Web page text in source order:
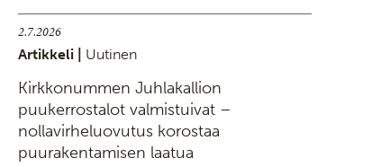
2.7.2026
Artikkeli | Uutinen
Kirkkonummen Juhlakallion
puukerrostalot valmistuivat –
nollavirheluovutus korostaa
puurakentamisen laatua